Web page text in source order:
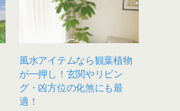
風水アイテムなら観葉植物
が一押し！玄関やリビン
グ・凶方位の化煞にも最
適！